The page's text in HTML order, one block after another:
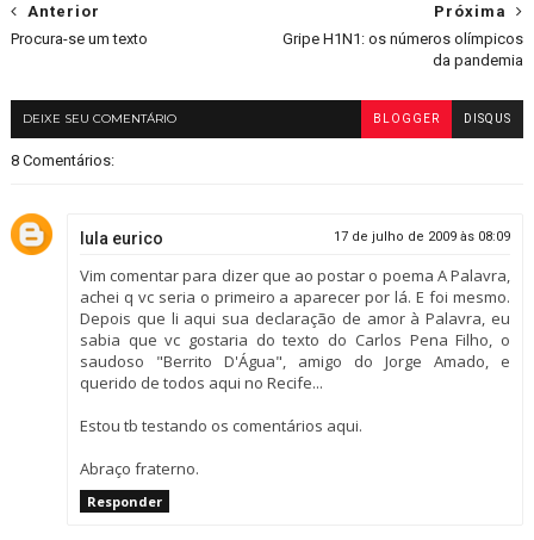
Próxima
Gripe H1N1: os números olímpicos
da pandemia
Anterior
Procura-se um texto
DEIXE SEU COMENTÁRIO BLOGGER DISQUS
8 Comentários:
lula eurico 17 de julho de 2009 às 08:09
Vim comentar para dizer que ao postar o poema A Palavra,
achei q vc seria o primeiro a aparecer por lá. E foi mesmo.
Depois que li aqui sua declaração de amor à Palavra, eu
sabia que vc gostaria do texto do Carlos Pena Filho, o
saudoso "Berrito D'Água", amigo do Jorge Amado, e
querido de todos aqui no Recife...
Estou tb testando os comentários aqui.
Abraço fraterno.
Responder